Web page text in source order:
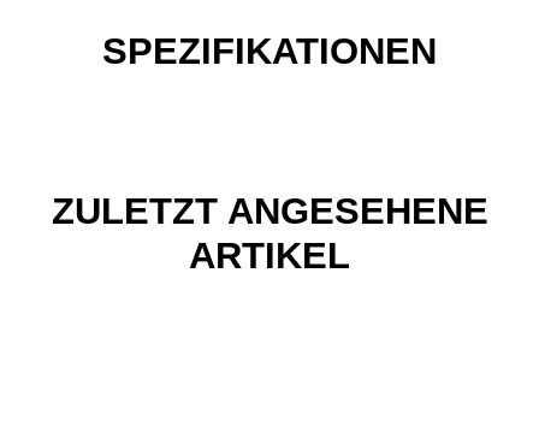
SPEZIFIKATIONEN
ZULETZT ANGESEHENE
ARTIKEL